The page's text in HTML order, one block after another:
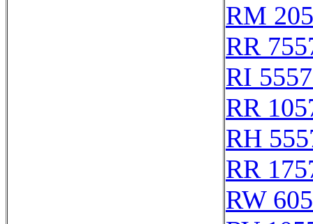
RM
RR
RI
RR
RH
RR
RW